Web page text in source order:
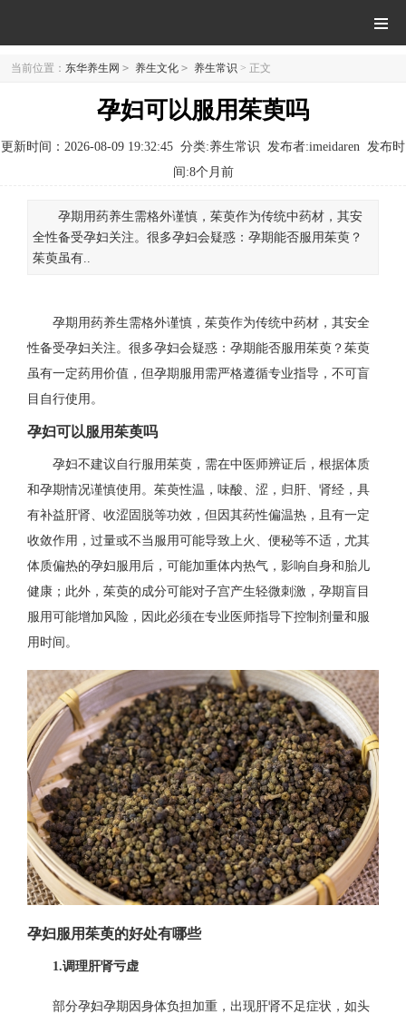
当前位置： 东华养生网 > 养生文化 > 养生常识 > 正文
孕妇可以服用茱萸吗
更新时间：2026-08-09 19:32:45 分类:养生常识 发布者:imeidaren 发布时
间:8个月前
孕期用药养生需格外谨慎，茱萸作为传统中药材，其安
全性备受孕妇关注。很多孕妇会疑惑：孕期能否服用茱萸？
茱萸虽有..
孕期用药养生需格外谨慎，茱萸作为传统中药材，其安全
性备受孕妇关注。很多孕妇会疑惑：孕期能否服用茱萸？茱萸
虽有一定药用价值，但孕期服用需严格遵循专业指导，不可盲
目自行使用。
孕妇可以服用茱萸吗
孕妇不建议自行服用茱萸，需在中医师辨证后，根据体质
和孕期情况谨慎使用。茱萸性温，味酸、涩，归肝、肾经，具
有补益肝肾、收涩固脱等功效，但因其药性偏温热，且有一定
收敛作用，过量或不当服用可能导致上火、便秘等不适，尤其
体质偏热的孕妇服用后，可能加重体内热气，影响自身和胎儿
健康；此外，茱萸的成分可能对子宫产生轻微刺激，孕期盲目
服用可能增加风险，因此必须在专业医师指导下控制剂量和服
用时间。
孕妇服用茱萸的好处有哪些
1.调理肝肾亏虚
部分孕妇孕期因身体负担加重，出现肝肾不足症状，如头